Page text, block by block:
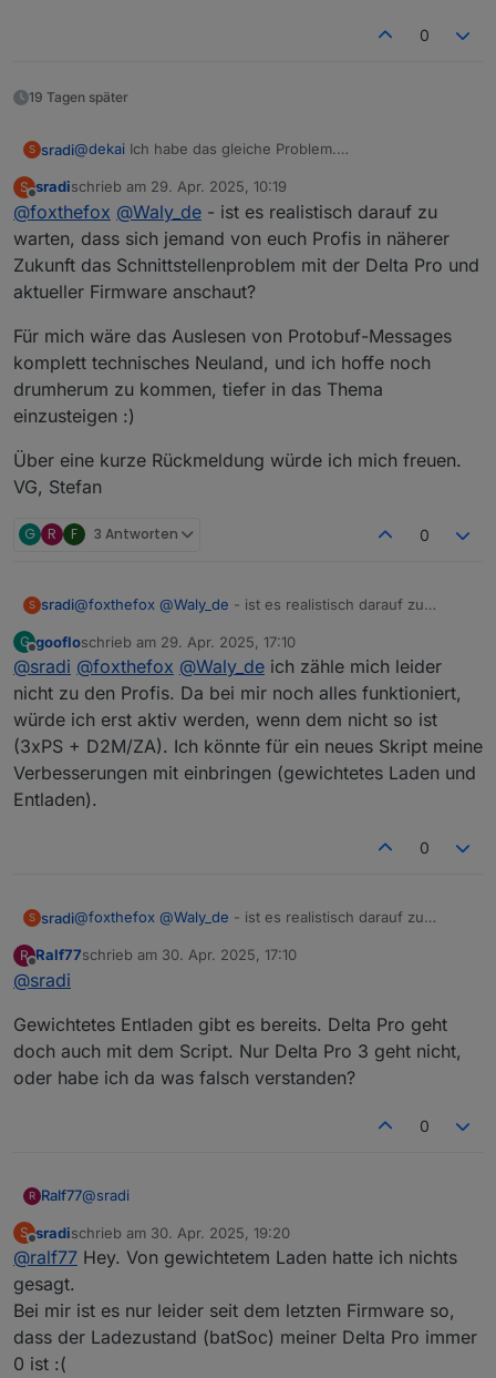
0
19 Tagen später
S sradi@dekai Ich habe das gleiche Problem.
und meine PowerStream auf Version 1.0.1.222 aktualisiert.
Seitdem istbatSoc immer=0:(
Ich hab leider nicht genug Ahnung, um dem selbst auf
die Spur zu kommen.
S
Offline
sradischrieb am 29. Apr. 2025, 10:19
zuletzt editiert von
@foxthefox @Waly_de - ist es realistisch darauf zu
warten, dass sich jemand von euch Profis in näherer
Zukunft das Schnittstellenproblem mit der Delta Pro und
aktueller Firmware anschaut?
Für mich wäre das Auslesen von Protobuf-Messages
komplett technisches Neuland, und ich hoffe noch
drumherum zu kommen, tiefer in das Thema
einzusteigen :)
Über eine kurze Rückmeldung würde ich mich freuen.
VG, Stefan
G R F 3 Antworten 0
S sradi@foxthefox @Waly_de - ist es realistisch darauf zu
Zukunft das Schnittstellenproblem mit der Delta Pro und
aktueller Firmware anschaut?
Für mich wäre das Auslesen von Protobuf-Messages
komplett technisches Neuland, und ich hoffe noch
drumherum zu kommen, tiefer in das Thema einzusteigen
Über eine kurze Rückmeldung würde ich mich freuen.
VG, Stefan
G
Offline
goofloschrieb am 29. Apr. 2025, 17:10
zuletzt editiert von
@sradi @foxthefox @Waly_de ich zähle mich leider
nicht zu den Profis. Da bei mir noch alles funktioniert,
würde ich erst aktiv werden, wenn dem nicht so ist
(3xPS + D2M/ZA). Ich könnte für ein neues Skript meine
Verbesserungen mit einbringen (gewichtetes Laden und
Entladen).
0
S sradi@foxthefox @Waly_de - ist es realistisch darauf zu
Zukunft das Schnittstellenproblem mit der Delta Pro und
Für mich wäre das Auslesen von Protobuf-Messages
:)
VG, Stefan
R
Offline
Ralf77schrieb am 30. Apr. 2025, 17:10
zuletzt editiert von
@sradi
Gewichtetes Entladen gibt es bereits. Delta Pro geht
doch auch mit dem Script. Nur Delta Pro 3 geht nicht,
oder habe ich da was falsch verstanden?
0
R Ralf77@sradi
Gewichtetes Entladen gibt es bereits. Delta Pro geht
doch auch mit dem Script. Nur Delta Pro 3 geht nicht,
S
Offline
sradischrieb am 30. Apr. 2025, 19:20
zuletzt editiert von
@ralf77 Hey. Von gewichtetem Laden hatte ich nichts
gesagt.
Bei mir ist es nur leider seit dem letzten Firmware so,
dass der Ladezustand (batSoc) meiner Delta Pro immer
0 ist :(